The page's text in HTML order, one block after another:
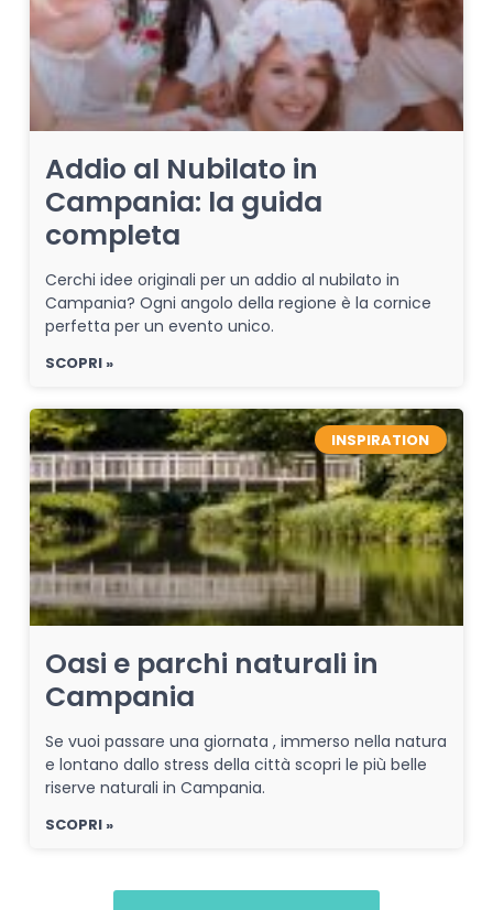
Addio al Nubilato in
Campania: la guida
completa
Cerchi idee originali per un addio al nubilato in
Campania? Ogni angolo della regione è la cornice
perfetta per un evento unico.
SCOPRI »
INSPIRATION
Oasi e parchi naturali in
Campania
Se vuoi passare una giornata , immerso nella natura
e lontano dallo stress della città scopri le più belle
riserve naturali in Campania.
SCOPRI »